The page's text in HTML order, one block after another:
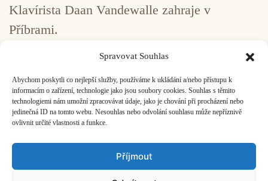
Spravovat Souhlas
Abychom poskytli co nejlepší služby, používáme k ukládání a/nebo přístupu k
informacím o zařízení, technologie jako jsou soubory cookies. Souhlas s těmito
technologiemi nám umožní zpracovávat údaje, jako je chování při procházení nebo
jedinečná ID na tomto webu. Nesouhlas nebo odvolání souhlasu může nepříznivě
ovlivnit určité vlastnosti a funkce.
Příjmout
Klavírista Daan Vandewalle zahraje v
Příbrami.
1 2 3 4 5 ... 517